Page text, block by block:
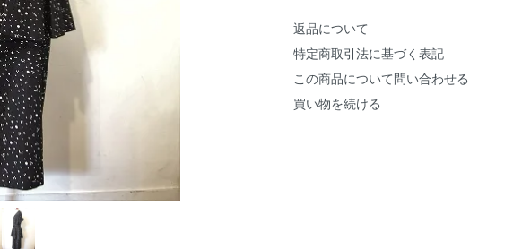
返品について
特定商取引法に基づく表記
この商品について問い合わせる
買い物を続ける